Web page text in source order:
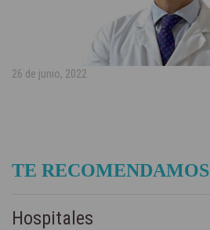
26 de junio, 2022
TE RECOMENDAMOS
Hospitales